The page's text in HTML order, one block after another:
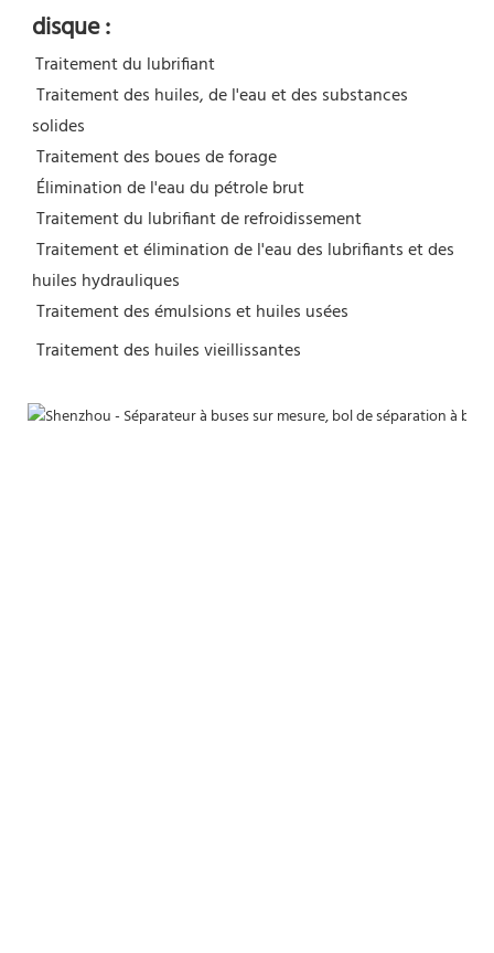
disque :
Traitement du lubrifiant
solides
Traitement des boues de forage
Élimination de l'eau du pétrole brut
Traitement du lubrifiant de refroidissement
huiles hydrauliques
Traitement des émulsions et huiles usées
Traitement des huiles vieillissantes